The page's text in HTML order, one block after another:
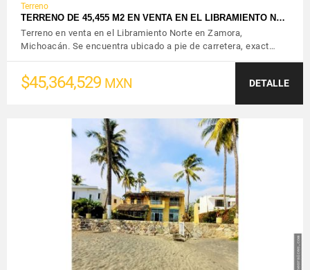
Terreno
TERRENO DE 45,455 M2 EN VENTA EN EL LIBRAMIENTO N…
Terreno en venta en el Libramiento Norte en Zamora,
Michoacán. Se encuentra ubicado a pie de carretera, exact…
$45,364,529 MXN DETALLE
VER DETALLES